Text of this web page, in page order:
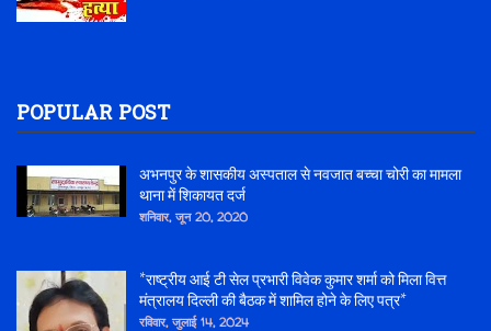
POPULAR POST
अभनपुर के शासकीय अस्पताल से नवजात बच्चा चोरी का मामला
थाना में शिकायत दर्ज
शनिवार, जून 20, 2020
*राष्ट्रीय आई टी सेल प्रभारी विवेक कुमार शर्मा को मिला वित्त
मंत्रालय दिल्ली की बैठक में शामिल होने के लिए पत्र*
रविवार, जुलाई 14, 2024